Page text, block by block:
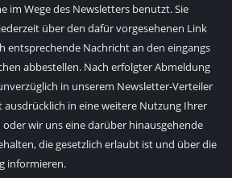
im Wege des Newsletters benutzt. Sie
über den dafür vorgesehenen Link
entsprechende Nachricht an den eingangs
abbestellen. Nach erfolgter Abmeldung
in unserem Newsletter-Verteiler
ausdrücklich in eine weitere Nutzung Ihrer
wir uns eine darüber hinausgehende
die gesetzlich erlaubt ist und über die
informieren.